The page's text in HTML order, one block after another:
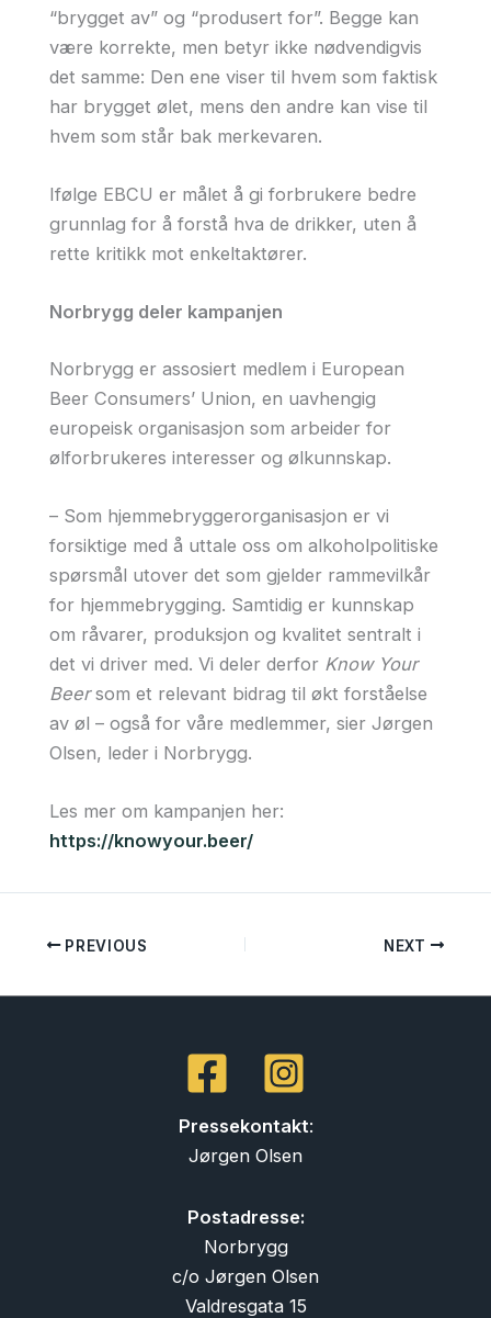
“brygget av” og “produsert for”. Begge kan
være korrekte, men betyr ikke nødvendigvis
det samme: Den ene viser til hvem som faktisk
har brygget ølet, mens den andre kan vise til
hvem som står bak merkevaren.
Ifølge EBCU er målet å gi forbrukere bedre
grunnlag for å forstå hva de drikker, uten å
rette kritikk mot enkeltaktører.
Norbrygg deler kampanjen
Norbrygg er assosiert medlem i European
Beer Consumers’ Union, en uavhengig
europeisk organisasjon som arbeider for
ølforbrukeres interesser og ølkunnskap.
– Som hjemmebryggerorganisasjon er vi
forsiktige med å uttale oss om alkoholpolitiske
spørsmål utover det som gjelder rammevilkår
for hjemmebrygging. Samtidig er kunnskap
om råvarer, produksjon og kvalitet sentralt i
det vi driver med. Vi deler derfor Know Your
Beersom et relevant bidrag til økt forståelse
av øl – også for våre medlemmer, sier Jørgen
Olsen, leder i Norbrygg.
Les mer om kampanjen her:
https://knowyour.beer/
PREVIOUS NEXT
Pressekontakt:
Jørgen Olsen
Postadresse:
Norbrygg
c/o Jørgen Olsen
Valdresgata 15